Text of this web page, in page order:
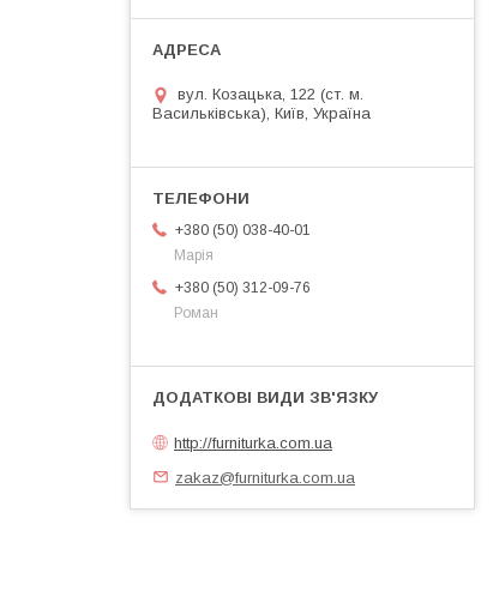
вул. Козацька, 122 (ст. м.
Васильківська), Київ, Україна
+380 (50) 038-40-01
Марія
+380 (50) 312-09-76
Роман
http://furniturka.com.ua
zakaz@furniturka.com.ua